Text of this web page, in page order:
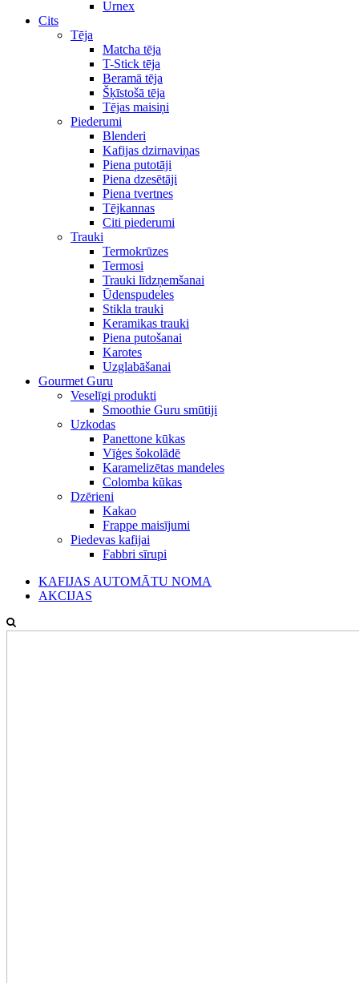
Urnex
Cits
Tēja
Matcha tēja
T-Stick tēja
Beramā tēja
Šķīstošā tēja
Tējas maisiņi
Piederumi
Blenderi
Kafijas dzirnaviņas
Piena putotāji
Piena dzesētāji
Piena tvertnes
Tējkannas
Citi piederumi
Trauki
Termokrūzes
Termosi
Trauki līdzņemšanai
Ūdenspudeles
Stikla trauki
Keramikas trauki
Piena putošanai
Karotes
Uzglabāšanai
Gourmet Guru
Veselīgi produkti
Smoothie Guru smūtiji
Uzkodas
Panettone kūkas
Vīģes šokolādē
Karamelizētas mandeles
Colomba kūkas
Dzērieni
Kakao
Frappe maisījumi
Piedevas kafijai
Fabbri sīrupi
KAFIJAS AUTOMĀTU NOMA
AKCIJAS